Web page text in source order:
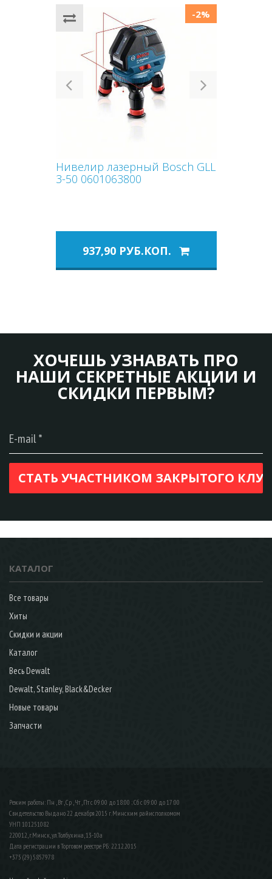
-2%
Previous Next
Нивелир лазерный Bosch GLL
3-50 0601063800
937,90 РУБ.КОП.
ХОЧЕШЬ УЗНАВАТЬ ПРО
НАШИ СЕКРЕТНЫЕ АКЦИИ И
СКИДКИ ПЕРВЫМ?
КАТАЛОГ
Все товары
Хиты
Скидки и акции
Каталог
Весь Dewalt
Dewalt, Stanley, Black&Decker
Новые товары
Запчасти
Режим работы: Пн , Вт , Ср , Чт , Пт c 09:00 до 18:00 ; Сб c 09:00 до 17:00
Свидетельство Выдано 22 декабря 2015 г. Минским райисполкомом
УНП 101251082
220012, г.Минск, ул.Толбухина, 13-10а
Дата регистрации в Торговом реестре РБ: 22.12.2015
+375 (29) 5857978